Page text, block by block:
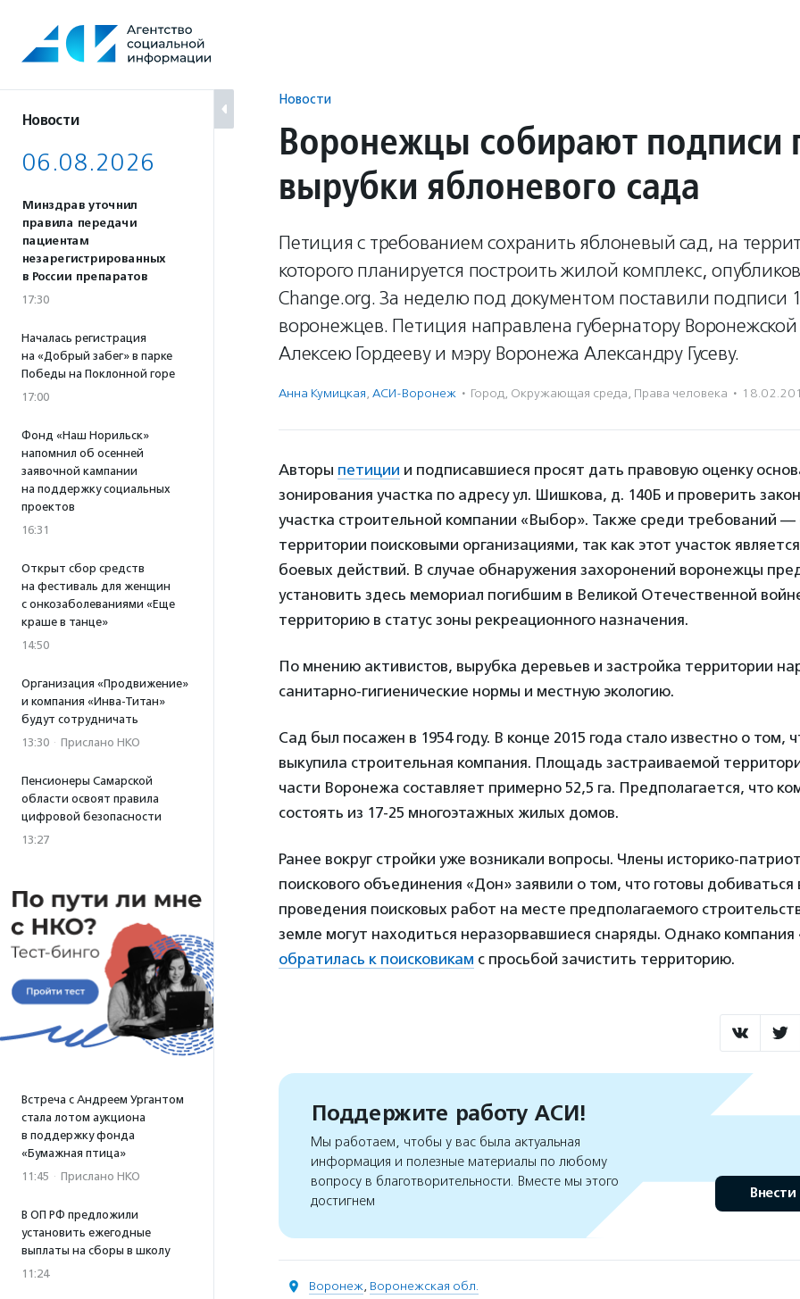
содержанию
Новости
06.08.2026
Минздрав уточнил
правила передачи
пациентам
незарегистрированных
в России препаратов
17:30
Началась регистрация
на «Добрый забег» в парке
Победы на Поклонной горе
17:00
Фонд «Наш Норильск»
напомнил об осенней
заявочной кампании
на поддержку социальных
проектов
16:31
Открыт сбор средств
на фестиваль для женщин
с онкозаболеваниями «Еще
краше в танце»
14:50
Организация «Продвижение»
и компания «Инва-Титан»
будут сотрудничать
13:30 · Прислано НКО
Пенсионеры Самарской
области освоят правила
цифровой безопасности
13:27
Встреча с Андреем Ургантом
стала лотом аукциона
в поддержку фонда
«Бумажная птица»
11:45 · Прислано НКО
В ОП РФ предложили
установить ежегодные
выплаты на сборы в школу
11:24
Новости
Воронежцы собирают подписи
вырубки яблоневого сада
Петиция с требованием сохранить яблоневый сад, на
которого планируется построить жилой комплекс,
Change.org. За неделю под документом поставили подписи
воронежцев. Петиция направлена губернатору Воронежской
Алексею Гордееву и мэру Воронежа Александру Гусеву.
Анна Кумицкая, АСИ-Воронеж · Город, Окружающая среда, Права человека ·
Авторы петиции и подписавшиеся просят дать правовую оценку
зонирования участка по адресу ул. Шишкова, д. 140Б и проверить
участка строительной компании «Выбор». Также среди требований —
территории поисковыми организациями, так как этот участок
боевых действий. В случае обнаружения захоронений воронежцы
установить здесь мемориал погибшим в Великой Отечественной
территорию в статус зоны рекреационного назначения.
По мнению активистов, вырубка деревьев и застройка территории
санитарно-гигиенические нормы и местную экологию.
Сад был посажен в 1954 году. В конце 2015 года стало известно о том,
выкупила строительная компания. Площадь застраиваемой
части Воронежа составляет примерно 52,5 га. Предполагается, что
состоять из 17-25 многоэтажных жилых домов.
Ранее вокруг стройки уже возникали вопросы. Члены историко-
поискового объединения «Дон» заявили о том, что готовы добиваться
проведения поисковых работ на месте предполагаемого
земле могут находиться неразорвавшиеся снаряды. Однако
обратилась к поисковикам с просьбой зачистить территорию.
Поддержите работу АСИ!
Мы работаем, чтобы у вас была актуальная
информация и полезные материалы по любому
вопросу в благотворительности. Вместе мы этого
достигнем
Внести
Воронеж, Воронежская обл.